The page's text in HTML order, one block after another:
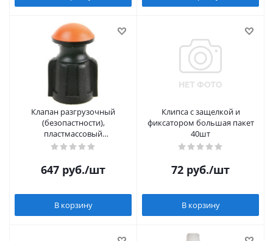
Клапан разгрузочный
(безопастности),
пластмассовый
предохранитель для Орион,
647 руб./шт
В корзину
Клипса с защелкой и
фиксатором большая пакет
40шт
72 руб./шт
В корзину